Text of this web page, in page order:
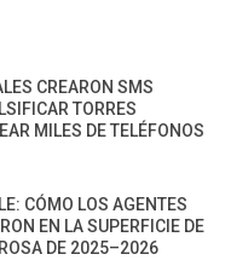
CREARON SMS
TORRES
MILES DE TELÉFONOS
CÓMO LOS AGENTES
EN LA SUPERFICIE DE
DE 2025–2026